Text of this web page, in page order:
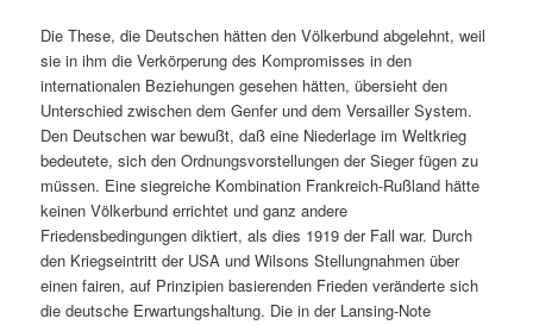
Die These, die Deutschen hätten den Völkerbund abgelehnt, weil
sie in ihm die Verkörperung des Kompromisses in den
internationalen Beziehungen gesehen hätten, übersieht den
Unterschied zwischen dem Genfer und dem Versailler System.
Den Deutschen war bewußt, daß eine Niederlage im Weltkrieg
bedeutete, sich den Ordnungsvorstellungen der Sieger fügen zu
müssen. Eine siegreiche Kombination Frankreich-Rußland hätte
keinen Völkerbund errichtet und ganz andere
Friedensbedingungen diktiert, als dies 1919 der Fall war. Durch
den Kriegseintritt der USA und Wilsons Stellungnahmen über
einen fairen, auf Prinzipien basierenden Frieden veränderte sich
die deutsche Erwartungshaltung. Die in der Lansing-Note